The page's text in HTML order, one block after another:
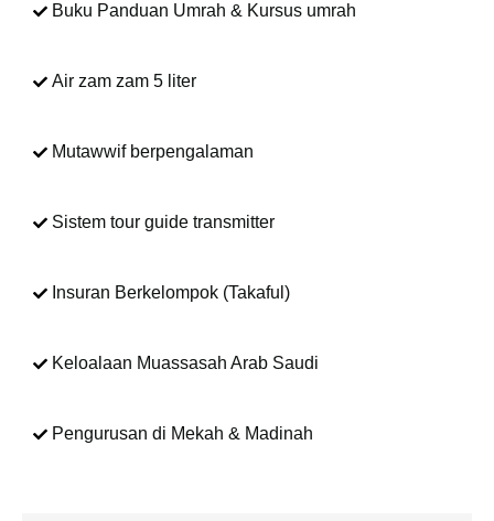
Buku Panduan Umrah & Kursus umrah
Air zam zam 5 liter
Mutawwif berpengalaman
Sistem tour guide transmitter
Insuran Berkelompok (Takaful)
Keloalaan Muassasah Arab Saudi
Pengurusan di Mekah & Madinah